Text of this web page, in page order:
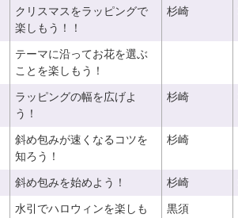
クリスマスをラッピングで
楽しもう！！
杉崎
テーマに沿ってお花を選ぶ
ことを楽しもう！
ラッピングの幅を広げよ
う！
杉崎
斜め包みが速くなるコツを
知ろう！
杉崎
斜め包みを始めよう！ 杉崎
水引でハロウィンを楽しも
黒須